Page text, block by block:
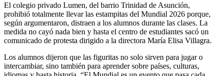
El colegio privado Lumen, del barrio Trinidad de Asunción,
prohibió totalmente llevar las estampitas del Mundial 2026 porque,
según argumentaron, distraen a los alumnos durante las clases. La
medida no cayó nada bien y hasta el centro de estudiantes sacó un
comunicado de protesta dirigido a la directora María Elisa Villagra.
Los alumnos dijeron que las figuritas no solo sirven para jugar o
intercambiar, sino también para aprender sobre países, culturas,